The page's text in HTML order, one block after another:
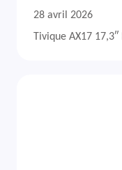
28 avril 2026
Tivique AX17